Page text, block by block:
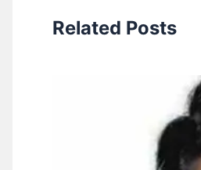
Related Posts